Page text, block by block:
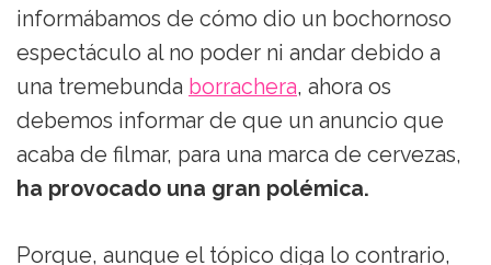
informábamos de cómo dio un bochornoso
espectáculo al no poder ni andar debido a
una tremebunda borrachera, ahora os
debemos informar de que un anuncio que
acaba de filmar, para una marca de cervezas,
ha provocado una gran polémica.
Porque, aunque el tópico diga lo contrario,